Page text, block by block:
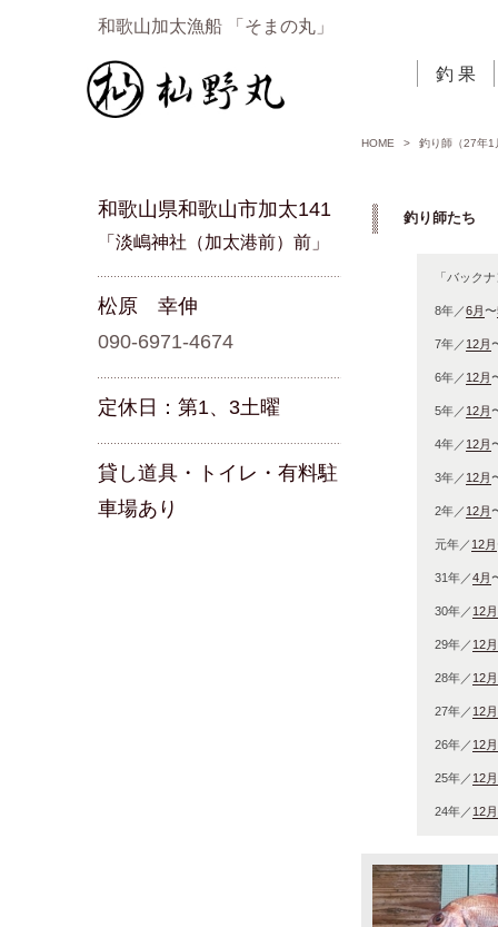
和歌山加太漁船 「そまの丸」
釣 果
HOME > 釣り師（27年1
釣り師たち
「バック
8年／6月 〜
7年／ 12月
6年／ 12月
5年／ 12月
4年／ 12月
3年／ 12月
2年／ 12月
元年／ 12月
31年／4月
30年／ 12月
29年／ 12月
28年／ 12月
27年／ 12月
26年／ 12月
25年／ 12月
24年／ 12月
和歌山県和歌山市加太141
「淡嶋神社（加太港前）前」
松原 幸伸
090-6971-4674
定休日：第1、3土曜
貸し道具・トイレ・有料駐
車場あり